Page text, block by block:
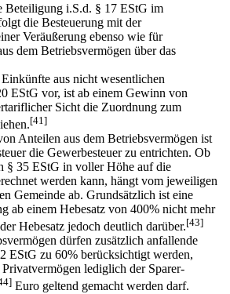
Beteiligung i.S.d. § 17 EStG im
die Besteuerung mit der
Veräußerung ebenso wie für
dem Betriebsvermögen über das
aus nicht wesentlichen
EStG vor, ist ab einem Gewinn von
Sicht die Zuordnung zum
[41]
Anteilen aus dem Betriebsvermögen ist
die Gewerbesteuer zu entrichten. Ob
§ 35 EStG in voller Höhe auf die
werden kann, hängt vom jeweiligen
Gemeinde ab. Grundsätzlich ist eine
ab einem Hebesatz von 400% nicht mehr
Hebesatz jedoch deutlich darüber.[43]
dürfen zusätzlich anfallende
EStG zu 60% berücksichtigt werden,
lediglich der Sparer-
Euro geltend gemacht werden darf.